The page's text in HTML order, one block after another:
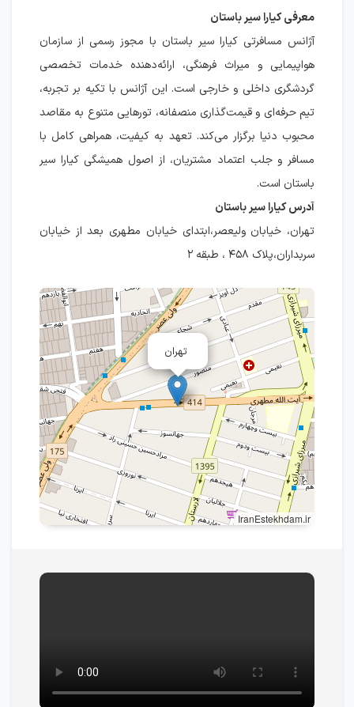
معرفی کیارا سیر باستان
آژانس مسافرتی کیارا سیر باستان با مجوز رسمی از سازمان
هواپیمایی و میراث فرهنگی، ارائه‌دهنده خدمات تخصصی
گردشگری داخلی و خارجی است. این آژانس با تکیه بر تجربه،
تیم حرفه‌ای و قیمت‌گذاری منصفانه، تورهایی متنوع به مقاصد
محبوب دنیا برگزار می‌کند. تعهد به کیفیت، همراهی کامل با
مسافر و جلب اعتماد مشتریان، از اصول همیشگی کیارا سیر
باستان است.
آدرس کیارا سیر باستان
تهران، خیابان ولیعصر،ابتدای خیابان مطهری بعد از خیابان
سربداران،پلاک ۴۵۸ ، طبقه ۲
تهران
IranEstekhdam.ir